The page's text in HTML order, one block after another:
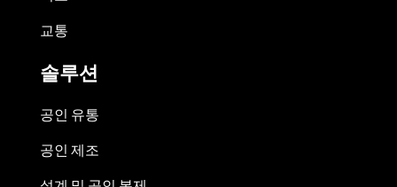
교통
솔루션
공인 유통
공인 제조